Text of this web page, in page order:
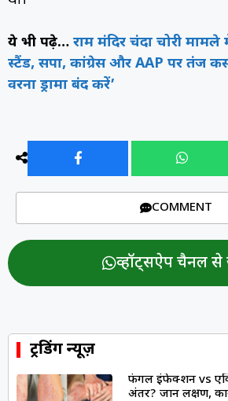
ये भी पढ़े… राम मंदिर चंदा चोरी
स्टैंड, सपा, कांग्रेस और AAP पर तंज
वरना ड्रामा बंद करें’
COMMENT
व्हॉट्सऐप चैनल से
ट्रेंडिंग न्यूज़
फंगल इंफेक्शन vs
अंतर? जानें लक्षण,